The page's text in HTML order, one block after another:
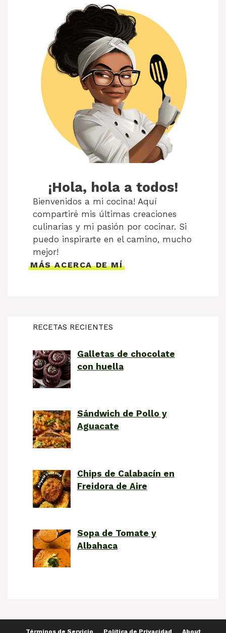
¡Hola, hola a todos!
Bienvenidos a mi cocina! Aquí
compartiré mis últimas creaciones
culinarias y mi pasión por cocinar. Si
puedo inspirarte en el camino, mucho
mejor!
MÁS ACERCA DE MÍ
RECETAS RECIENTES
Galletas de chocolate
con huella
Sándwich de Pollo y
Aguacate
Chips de Calabacín en
Freidora de Aire
Sopa de Tomate y
Albahaca
Términos de Servicio Política de Privacidad About